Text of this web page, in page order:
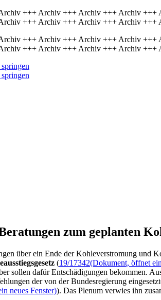
+++ Archiv +++ Archiv +++ Archiv
+++ Archiv +++ Archiv +++ Archiv +++
+++ Archiv +++ Archiv +++ Archiv
+++ Archiv +++ Archiv +++ Archiv +++
zum geplanten
über ein Ende der Kohleverstromung und
(19/17342(Dokument, öffnet
sollen dafür Entschädigungen bekommen.
der von der Bundesregierung
neues Fenster)). Das Plenum verwies ihn